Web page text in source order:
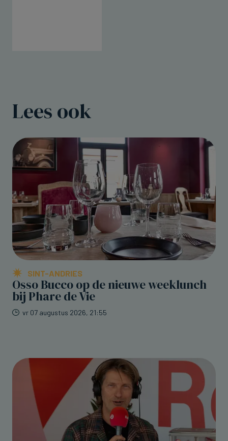
Lees ook
SINT-ANDRIES
Osso Bucco op de nieuwe weeklunch
bij Phare de Vie
vr 07 augustus 2026, 21:55